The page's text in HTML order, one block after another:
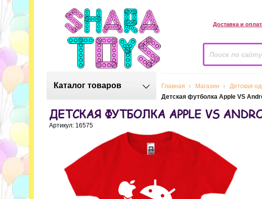
Доставка и
Каталог товаров Главная Магазин Детская
Детская футболка Apple VS
ДЕТСКАЯ ФУТБОЛКА APPLE VS
Артикул: 16575